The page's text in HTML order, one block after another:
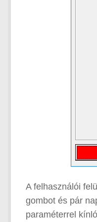
A felhasználói
gombot és pár
paraméterrel